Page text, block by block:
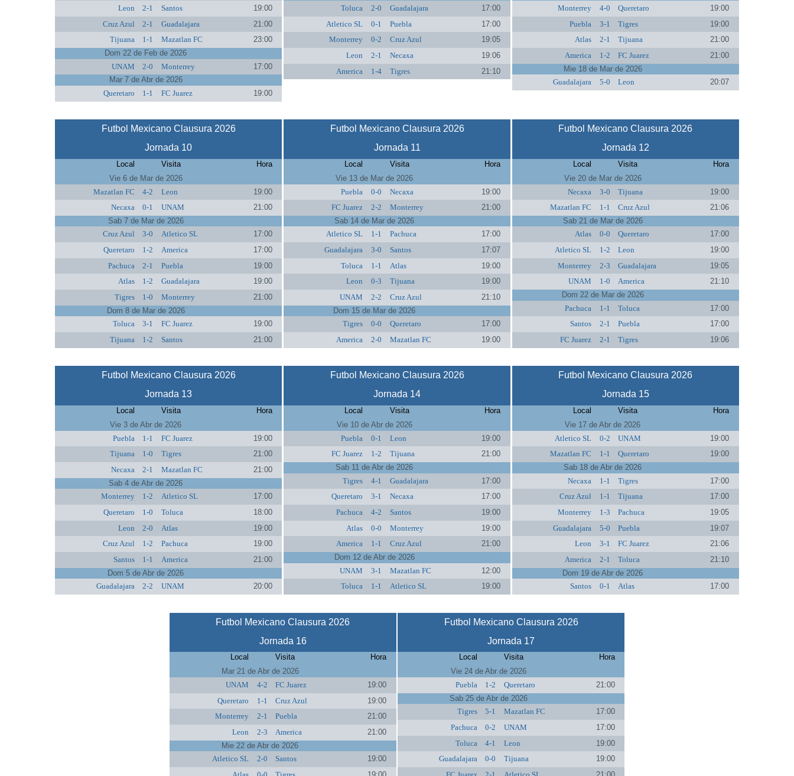
Leon
2-1 Santos
19:00
Cruz Azul
2-1 Guadalajara
21:00
Tijuana
1-1 Mazatlan FC
23:00
Dom 22 de Feb de 2026
UNAM
2-0 Monterrey
17:00
Mar 7 de Abr de 2026
Queretaro
1-1 FC Juarez 19:00
Toluca
2-0 Guadalajara
17:00
Atletico SL
0-1 Puebla
17:00
Monterrey
0-2 Cruz Azul
19:05
Leon
2-1 Necaxa
19:06
America
1-4 Tigres 21:10
Monterrey
4-0 Queretaro
19:00
Puebla
3-1 Tigres
19:00
Atlas
2-1 Tijuana
21:00
America
1-2 FC Juarez
21:00
Mie 18 de Mar de 2026
Guadalajara
5-0 Leon 20:07
Futbol Mexicano Clausura 2026
Jornada 10
Local Visita
Hora
Vie 6 de Mar de 2026
Mazatlan FC
4-2 Leon
19:00
Necaxa
0-1 UNAM
21:00
Sab 7 de Mar de 2026
Cruz Azul
3-0 Atletico SL
17:00
Queretaro
1-2 America
17:00
Pachuca
2-1 Puebla
19:00
Atlas
1-2 Guadalajara
19:00
Tigres
1-0 Monterrey
21:00
Dom 8 de Mar de 2026
Toluca
3-1 FC Juarez
19:00
Tijuana
1-2 Santos 21:00
Futbol Mexicano Clausura 2026
Jornada 11
Local Visita
Hora
Vie 13 de Mar de 2026
Puebla
0-0 Necaxa
19:00
FC Juarez
2-2 Monterrey
21:00
Sab 14 de Mar de 2026
Atletico SL
1-1 Pachuca
17:00
Guadalajara
3-0 Santos
17:07
Toluca
1-1 Atlas
19:00
Leon
0-3 Tijuana
19:00
UNAM
2-2 Cruz Azul
21:10
Dom 15 de Mar de 2026
Tigres
0-0 Queretaro
17:00
America
2-0 Mazatlan FC 19:00
Futbol Mexicano Clausura 2026
Jornada 12
Local Visita
Hora
Vie 20 de Mar de 2026
Necaxa
3-0 Tijuana
19:00
Mazatlan FC
1-1 Cruz Azul
21:06
Sab 21 de Mar de 2026
Atlas
0-0 Queretaro
17:00
Atletico SL
1-2 Leon
19:00
Monterrey
2-3 Guadalajara
19:05
UNAM
1-0 America
21:10
Dom 22 de Mar de 2026
Pachuca
1-1 Toluca
17:00
Santos
2-1 Puebla
17:00
FC Juarez
2-1 Tigres 19:06
Futbol Mexicano Clausura 2026
Jornada 13
Local Visita
Hora
Vie 3 de Abr de 2026
Puebla
1-1 FC Juarez
19:00
Tijuana
1-0 Tigres
21:00
Necaxa
2-1 Mazatlan FC
21:00
Sab 4 de Abr de 2026
Monterrey
1-2 Atletico SL
17:00
Queretaro
1-0 Toluca
18:00
Leon
2-0 Atlas
19:00
Cruz Azul
1-2 Pachuca
19:00
Santos
1-1 America
21:00
Dom 5 de Abr de 2026
Guadalajara
2-2 UNAM 20:00
Futbol Mexicano Clausura 2026
Jornada 14
Local Visita
Hora
Vie 10 de Abr de 2026
Puebla
0-1 Leon
19:00
FC Juarez
1-2 Tijuana
21:00
Sab 11 de Abr de 2026
Tigres
4-1 Guadalajara
17:00
Queretaro
3-1 Necaxa
17:00
Pachuca
4-2 Santos
19:00
Atlas
0-0 Monterrey
19:00
America
1-1 Cruz Azul
21:00
Dom 12 de Abr de 2026
UNAM
3-1 Mazatlan FC
12:00
Toluca
1-1 Atletico SL 19:00
Futbol Mexicano Clausura 2026
Jornada 15
Local Visita
Hora
Vie 17 de Abr de 2026
Atletico SL
0-2 UNAM
19:00
Mazatlan FC
1-1 Queretaro
19:00
Sab 18 de Abr de 2026
Necaxa
1-1 Tigres
17:00
Cruz Azul
1-1 Tijuana
17:00
Monterrey
1-3 Pachuca
19:05
Guadalajara
5-0 Puebla
19:07
Leon
3-1 FC Juarez
21:06
America
2-1 Toluca
21:10
Dom 19 de Abr de 2026
Santos
0-1 Atlas 17:00
Futbol Mexicano Clausura 2026
Jornada 16
Local Visita
Hora
Mar 21 de Abr de 2026
UNAM
4-2 FC Juarez
19:00
Queretaro
1-1 Cruz Azul
19:00
Monterrey
2-1 Puebla
21:00
Leon
2-3 America
21:00
Mie 22 de Abr de 2026
Atletico SL
2-0 Santos
19:00
Futbol Mexicano Clausura 2026
Jornada 17
Local Visita
Hora
Vie 24 de Abr de 2026
Puebla
1-2 Queretaro
21:00
Sab 25 de Abr de 2026
Tigres
5-1 Mazatlan FC
17:00
Pachuca
0-2 UNAM
17:00
Toluca
4-1 Leon
19:00
Guadalajara
0-0 Tijuana
19:00